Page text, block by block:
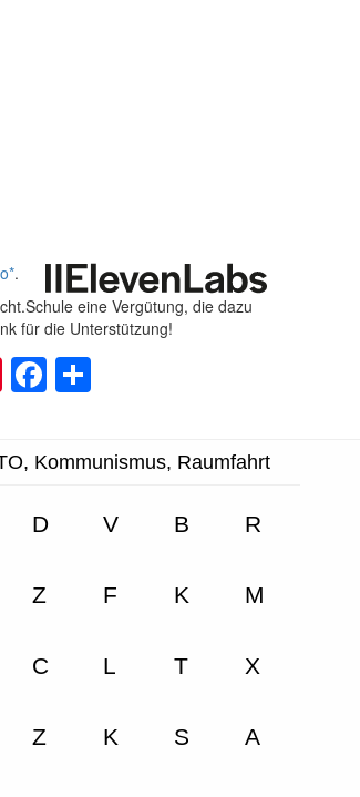
*.
eine Vergütung, die dazu
für die Unterstützung!
Pinterest
Facebook